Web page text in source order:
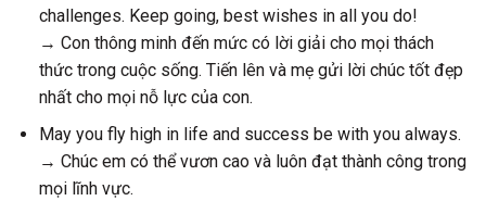
challenges. Keep going, best wishes in all you do!
→ Con thông minh đến mức có lời giải cho mọi thách
thức trong cuộc sống. Tiến lên và mẹ gửi lời chúc tốt đẹp
nhất cho mọi nỗ lực của con.
May you fly high in life and success be with you always.
→ Chúc em có thể vươn cao và luôn đạt thành công trong
mọi lĩnh vực.